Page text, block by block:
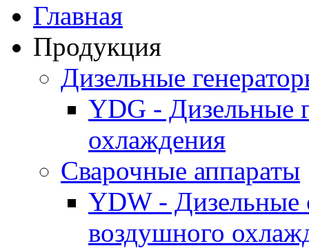
Главная
Продукция
Дизельные
YDG - Дизельные
охлаждения
Cварочные аппараты
YDW - Дизельные
воздушного